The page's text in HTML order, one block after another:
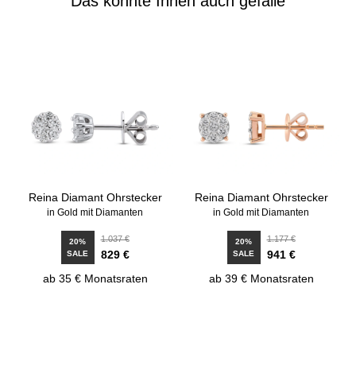
Reina Diamant Ohrstecker
in Gold mit Diamanten
20%
SALE
1.037 €
829 €
ab 35 € Monatsraten
Reina Diamant Ohrstecker
in Gold mit Diamanten
20%
SALE
1.177 €
941 €
ab 39 € Monatsraten